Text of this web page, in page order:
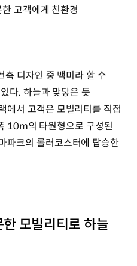
고객에게 친환경
축 디자인 중 백미라 할 수
다. 하늘과 맞닿은 듯
에서 고객은 모빌리티를 직접
10m의 타원형으로 구성된
파크의 롤러코스터에 탑승한
모빌리티로 하늘